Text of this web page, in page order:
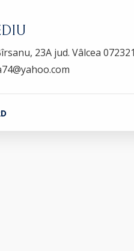
23A jud. Vâlcea